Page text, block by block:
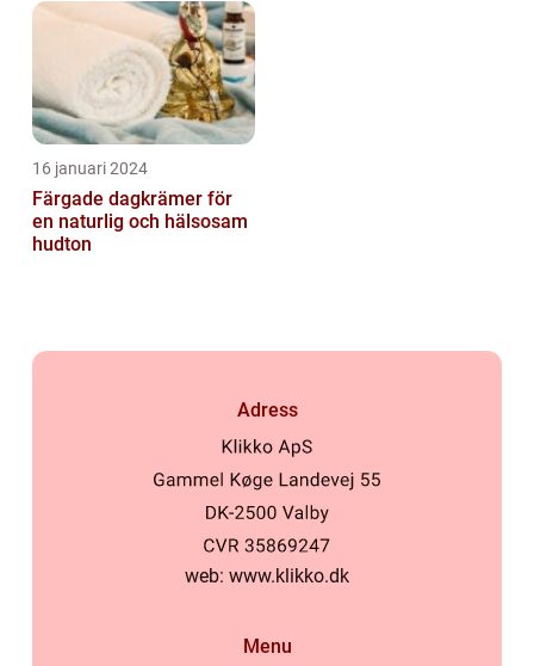
16 januari 2024
Färgade dagkrämer för
en naturlig och hälsosam
hudton
Adress
web: www.klikko.dk
Menu